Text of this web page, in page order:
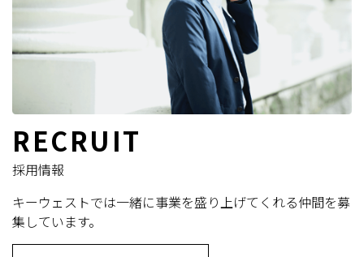
RECRUIT
採用情報
キーウェストでは一緒に事業を盛り上げてくれる仲間を募
集しています。